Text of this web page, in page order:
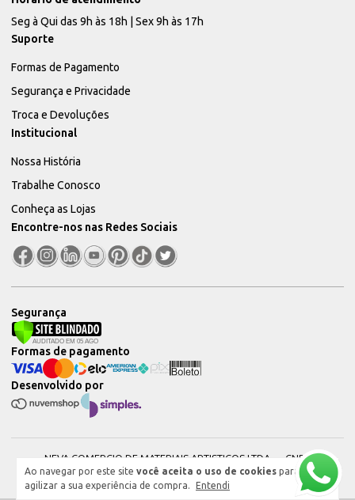
Ao navegar por este site você aceita o uso de cookies para
agilizar a sua experiência de compra.
Entendi
Seg à Qui das 9h às 18h | Sex 9h às 17h
Suporte
Formas de Pagamento
Segurança e Privacidade
Troca e Devoluções
Institucional
Nossa História
Trabalhe Conosco
Conheça as Lojas
Encontre-nos nas Redes Sociais
Segurança
Desenvolvido por
Formas de pagamento
NEVA COMERCIO DE MATERIAIS ARTISTICOS LTDA — CNPJ:
51604544000101 © 2026. Todos os direitos reservados.